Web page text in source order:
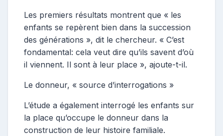
Les premiers résultats montrent que « les
enfants se repèrent bien dans la succession
des générations », dit le chercheur. « C’est
fondamental: cela veut dire qu’ils savent d’où
il viennent. Il sont à leur place », ajoute-t-il.
Le donneur, « source d’interrogations »
L’étude a également interrogé les enfants sur
la place qu’occupe le donneur dans la
construction de leur histoire familiale.